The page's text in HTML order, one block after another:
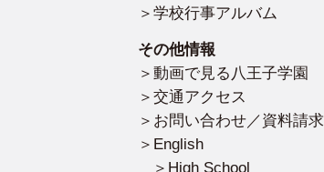
学校行事アルバム
その他情報
動画で見る八王子学園
交通アクセス
お問い合わせ／資料請求
English
High School